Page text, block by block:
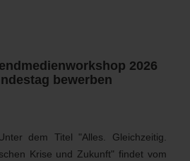
2026
bewerben
dem Titel "Alles. Gleichzeitig.
Krise und Zukunft" findet vom